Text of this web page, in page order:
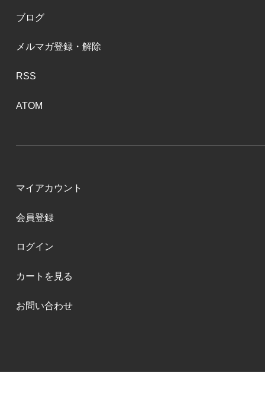
ブログ
メルマガ登録・解除
RSS
ATOM
マイアカウント
会員登録
ログイン
カートを見る
お問い合わせ